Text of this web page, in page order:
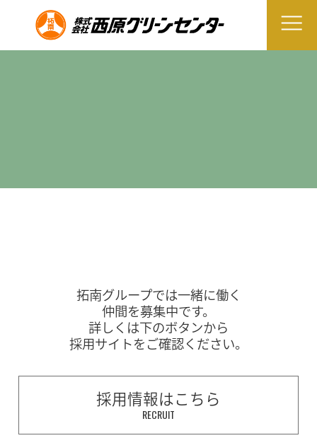
拓南グループでは一緒に働く
仲間を募集中です。
詳しくは下のボタンから
採用サイトをご確認ください。
採用情報はこちら
RECRUIT